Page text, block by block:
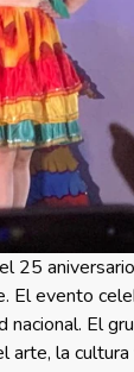
25
El evento
El
arte, la